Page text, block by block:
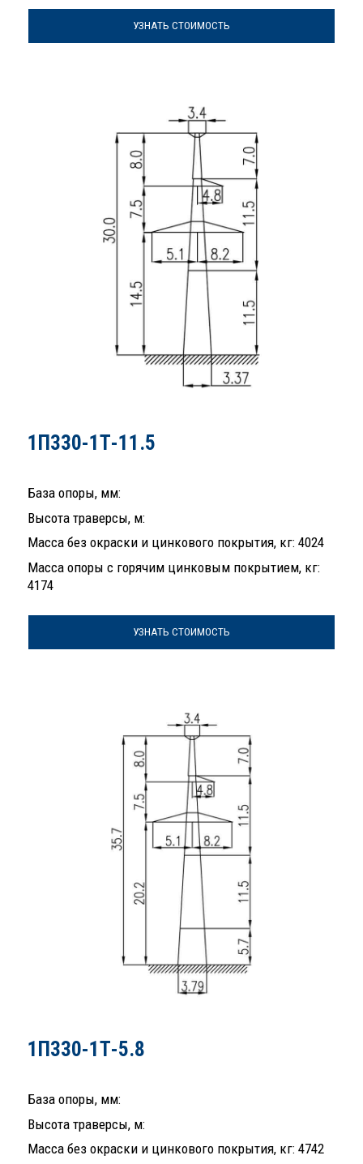
УЗНАТЬ СТОИМОСТЬ
1П330-1Т-11.5
База опоры, мм:
Высота траверсы, м:
Масса без окраски и цинкового покрытия, кг: 4024
Масса опоры с горячим цинковым покрытием, кг:
4174
УЗНАТЬ СТОИМОСТЬ
1П330-1Т-5.8
База опоры, мм:
Высота траверсы, м:
Масса без окраски и цинкового покрытия, кг: 4742